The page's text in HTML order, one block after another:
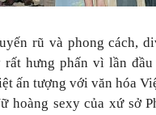
rũ và phong cách,
hưng phấn vì lần
ấn tượng với văn hóa
hoàng sexy của xứ sở